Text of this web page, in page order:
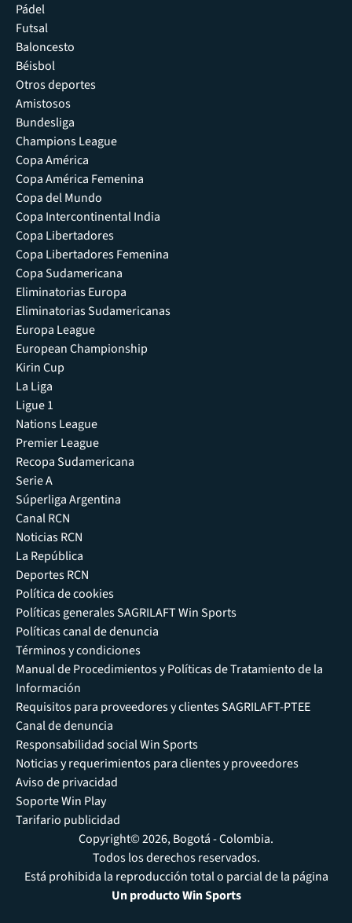
Pádel
Futsal
Baloncesto
Béisbol
Otros deportes
Amistosos
Bundesliga
Champions League
Copa América
Copa América Femenina
Copa del Mundo
Copa Intercontinental India
Copa Libertadores
Copa Libertadores Femenina
Copa Sudamericana
Eliminatorias Europa
Eliminatorias Sudamericanas
Europa League
European Championship
Kirin Cup
La Liga
Ligue 1
Nations League
Premier League
Recopa Sudamericana
Serie A
Súperliga Argentina
Canal RCN
Noticias RCN
La República
Deportes RCN
Política de cookies
Políticas generales SAGRILAFT Win Sports
Políticas canal de denuncia
Términos y condiciones
Manual de Procedimientos y Políticas de Tratamiento de la
Información
Requisitos para proveedores y clientes SAGRILAFT-PTEE
Canal de denuncia
Responsabilidad social Win Sports
Noticias y requerimientos para clientes y proveedores
Aviso de privacidad
Soporte Win Play
Tarifario publicidad
Copyright© 2026, Bogotá - Colombia.
Todos los derechos reservados.
Está prohibida la reproducción total o parcial de la página
Un producto Win Sports